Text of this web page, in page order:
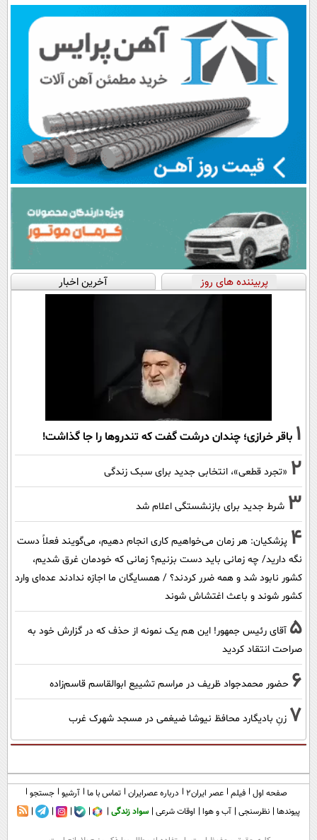
پربیننده های روز آخرین اخبار
1 باقر خرازی؛ چندان درشت گفت که تندروها را جا گذاشت!
2 «تجرد قطعی»، انتخابی جدید برای سبک زندگی
3 شرط جدید برای بازنشستگی اعلام شد
4 پزشکیان: هر زمان می‌خواهیم کاری انجام دهیم، می‌گویند فعلاً دست
نگه دارید/ چه زمانی باید دست بزنیم؟ زمانی که خودمان غرق شدیم،
کشور نابود شد و همه ضرر کردند؟ / همسایگان ما اجازه ندادند عده‌ای وارد
کشور شوند و باعث اغتشاش شوند
5 آقای رئیس جمهور! این هم یک نمونه از حذف که در گزارش خود به
صراحت انتقاد کردید
6 حضور محمدجواد ظریف در مراسم تشییع ابوالقاسم قاسم‌زاده
7 زنِ بادیگارد محافظ نیوشا ضیغمی در مسجد شهرک غرب
صفحه اول فیلم عصر ایران۲ درباره عصرایران تماس با ما آرشیو جستجو
پیوندها نظرسنجی آب و هوا اوقات شرعی سواد زندگی